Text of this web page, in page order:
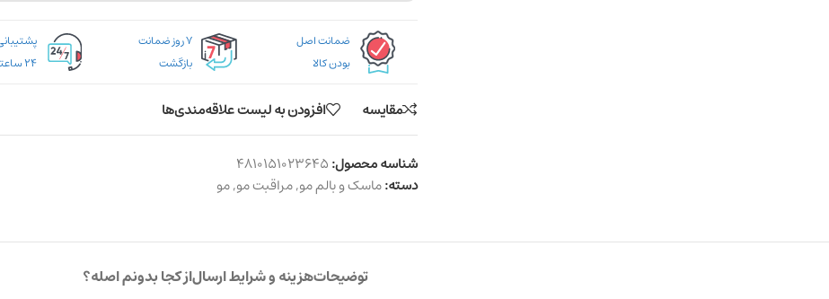
ضمانت اصل
بودن کالا
۷ روز ضمانت
بازگشت
۲۴ ساعته
مقایسه افزودن به لیست علاقه‌مندی‌ها
شناسه محصول:4810151023645
دسته:ماسک و بالم مو,مراقبت مو,مو
توضیحاتهزینه و شرایط ارسالاز کجا بدونم اصله؟